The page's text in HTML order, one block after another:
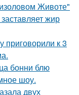
Животе"
жир
приговорили к 3
бонни блю
шоу.
двух